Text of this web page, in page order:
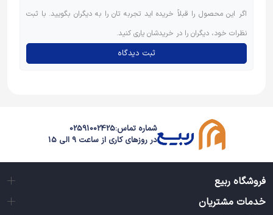
گفتم: انت وین، اهنا وین؟ شنو تسوی هنا؟ علی روی زمین نشست: هیچی،
بایک اتهام الکی آوردند. ازهرکسی خوششان بیاید یک تهمت سیاسی به او
میزنند و می فرستندش ناکجاآباد!
اگر این محصول را قبلاً خریده اید تجربه تان را به دیگران بگویید. با ثبت
نظرات خود، دیگران را در خریدشان یاری کنید.
ثبت دیدگاه
شماره تماس:02591002425
در روزهای کاری از ساعت 9 الی 15
فروشگاه ربیع
خدمات مشتریان